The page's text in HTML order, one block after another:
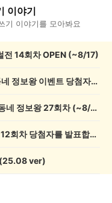
이야기
기 이야기를 모아봐요
전 14회차 OPEN (~8/17)
💰[당첨자 발표] 26회차 우리 동네 정보왕 이벤트 당첨자를 발표합니다!
💸 전원 2,000캐시 지급! 우리 동네 정보왕 27회차 (~8/10)
💰[당첨자 발표] 우리 동네 썰전 12회차 당첨자를 발표합니다!
(25.08 ver)